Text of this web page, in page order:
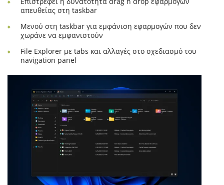
απευθείας στη taskbar
Μενού στη taskbar για εμφάνιση εφαρμογών που δεν
χωράνε να εμφανιστούν
File Explorer με tabs και αλλαγές στο σχεδιασμό του
navigation panel